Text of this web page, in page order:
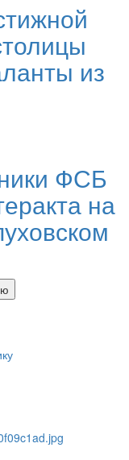
из
ФСБ
на